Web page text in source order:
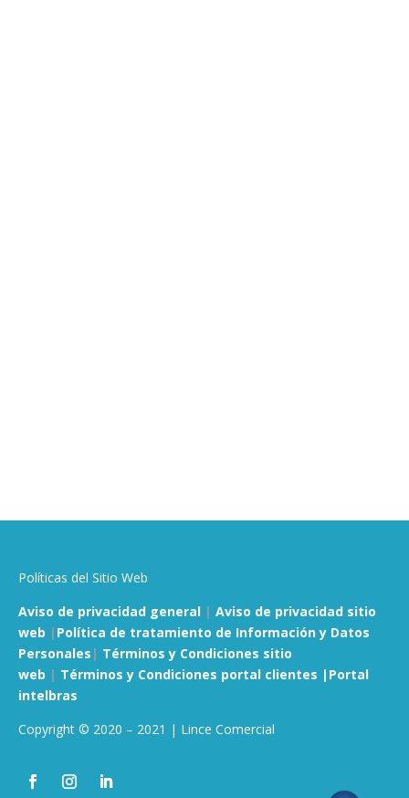
Políticas del Sitio Web
Aviso de privacidad general | Aviso de privacidad sitio
web | Política de tratamiento de Información y Datos
Personales | Términos y Condiciones sitio
web | Términos y Condiciones portal clientes | Portal
intelbras
Copyright © 2020 – 2021 | Lince Comercial